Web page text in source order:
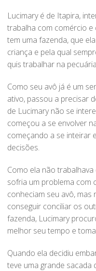
Lucimary é de Itapira,
trabalha com comércio e
tem uma fazenda, que
criança e pela qual
quis trabalhar na
Como seu avô já é um
ativo, passou a precisar
de Lucimary não se
começou a se envolver
começando a se inteirar
decisões.
Como ela não
sofria um problema com
conheciam seu avô, mas
conseguir conciliar os
fazenda, Lucimary
melhor seu tempo e
Quando ela decidiu
teve uma grande sacada